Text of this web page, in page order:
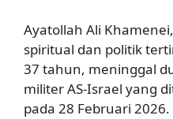
Ayatollah Ali
spiritual dan politik
37 tahun, meninggal
militer AS-Israel yang
pada 28 Februari 2026.